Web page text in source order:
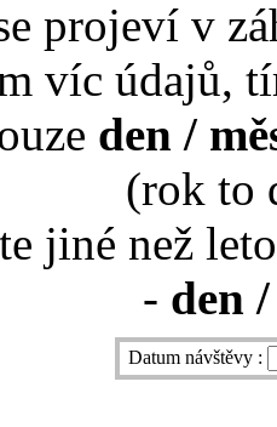
projeví v
víc údajů,
den /
(rok to
jiné než
- den
Datum návštěvy :